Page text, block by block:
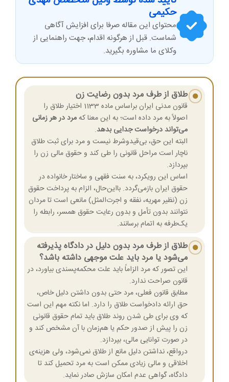
حکیمی
محتوای این مقاله صرفا برای افزایش آگاهی
شماست. قبل از هرگونه اقدام، جهت راهنمایی از
وکلای ما مشاوره بگیرید.
طلاق از طرف مرد بدون رضایت زن
قانون مدنی ایران براساس ماده 1133 اختیار طلاق را
اصولاً به مرد داده است؛ به این معنا کهمرد در هر زمانی
می‌تواند درخواست جدایی بدهد.
البته این حق، بی‌قید‌وشرط نیست و مرد برای ثبت طلاق
ناچار است مراحل قانونی را طی کند و حقوق مالی زن را
بپردازد.
اساس این رویکرد، به سنت فقهی و ساختار خانواده در
حقوق ایران بازمی‌گردد. بااین‌حال، الزام به پرداخت حقوق
زن (نظیر مهریه، نفقه و اجرت‌المثل) مانعی است تا مردان
نتوانند بدون تأمل و بدون رعایت حقوق همسر، رابطه را
یک‌طرفه به اتمام برسانند.
طلاق از طرف مرد بدون دلیل در دادگاه پذیرفته
می‌شود یا مرد باید علت موجهی داشته باشد؟
این تصور که مرد الزاماً باید علت محکمه‌پسندی بیاورد، در
قانون صراحت ندارد.
مطابق قانون فعلی، مرد حتی بدون داشتن دلیل خاص،
حق ارائه دادخواست طلاق را دارد. اما نکته مهم این است
که وی برای طی شدن روند طلاق باید تمام حقوق قانونی
زن را پیش از صدور حکم یا هم‌زمان با آن مشخص کند و
در صورت توانایی مالی، بپردازد.
درواقع، نداشتن دلیل مانع از طلاق نمی‌شود، ولی هزینه‌ی
اخلاقی و مالی زیادی ممکن است به مرد تحمیل کند تا
دادگاه، گواهی عدم امکان سازش صادر نماید.